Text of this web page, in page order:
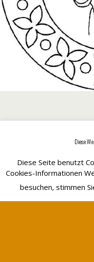
Mobil
Diese
Diese Seite benutzt
Cookies-Informationen
besuchen, stimmen